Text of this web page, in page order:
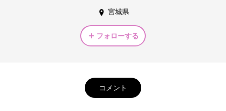
宮城県
フォローする
コメント